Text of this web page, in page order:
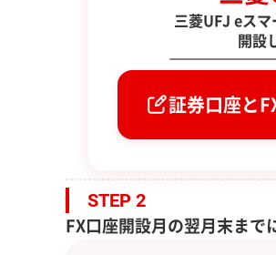
三菱UFJ eス
開設
証券口座と
STEP 2
FX口座開設月の翌月末まで